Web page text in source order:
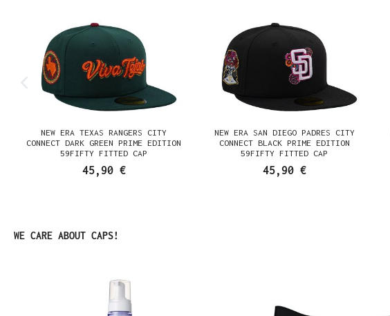
NEW ERA TEXAS RANGERS CITY
CONNECT DARK GREEN PRIME EDITION
59FIFTY FITTED CAP
45,90 €
NEW ERA SAN DIEGO PADRES CITY
CONNECT BLACK PRIME EDITION
59FIFTY FITTED CAP
45,90 €
Produktgalerie überspringen
WE CARE ABOUT CAPS!